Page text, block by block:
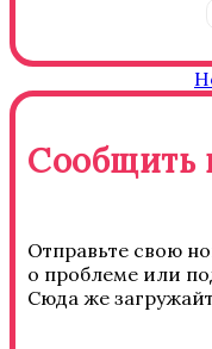
Сообщить
Отправьте свою
о проблеме или
Сюда же